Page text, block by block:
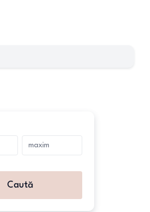
Caută